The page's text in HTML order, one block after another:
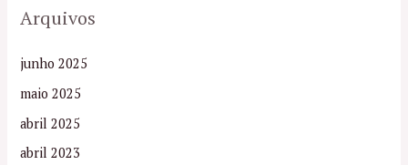
Arquivos
junho 2025
maio 2025
abril 2025
abril 2023